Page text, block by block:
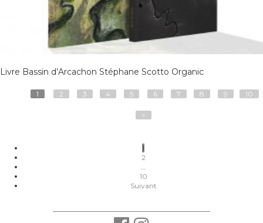
Livre Bassin d’Arcachon Stéphane Scotto Organic
1 2 3 4 5 6 7 8 9 10
>
Pagination
publications
1
2
…
10
Suivant